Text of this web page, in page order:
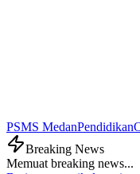
PSMS MedanPendidikan
Breaking News
Memuat breaking news...